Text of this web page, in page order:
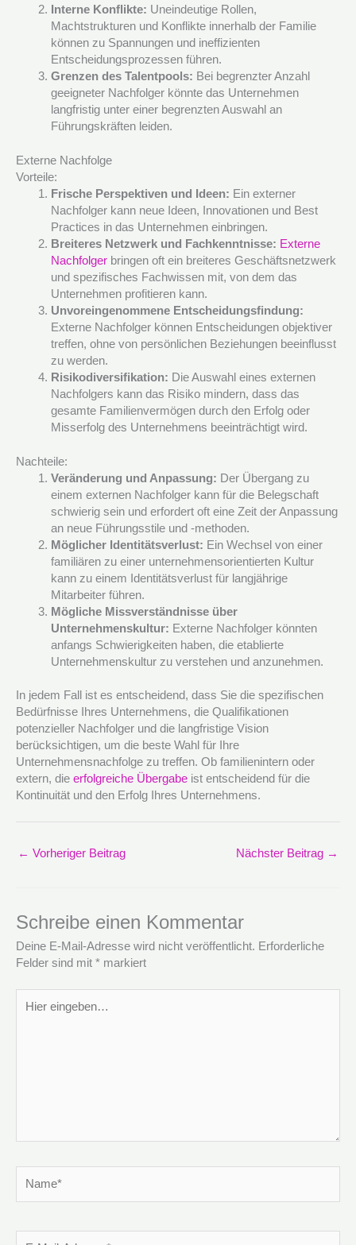
Interne Konflikte: Uneindeutige Rollen,
Machtstrukturen und Konflikte innerhalb der Familie
können zu Spannungen und ineffizienten
Entscheidungsprozessen führen.
Grenzen des Talentpools: Bei begrenzter Anzahl
geeigneter Nachfolger könnte das Unternehmen
langfristig unter einer begrenzten Auswahl an
Führungskräften leiden.
Externe Nachfolge
Vorteile:
Frische Perspektiven und Ideen: Ein externer
Nachfolger kann neue Ideen, Innovationen und Best
Practices in das Unternehmen einbringen.
Breiteres Netzwerk und Fachkenntnisse: Externe
Nachfolgerbringen oft ein breiteres Geschäftsnetzwerk
und spezifisches Fachwissen mit, von dem das
Unternehmen profitieren kann.
Unvoreingenommene Entscheidungsfindung:
Externe Nachfolger können Entscheidungen objektiver
treffen, ohne von persönlichen Beziehungen beeinflusst
zu werden.
Risikodiversifikation: Die Auswahl eines externen
Nachfolgers kann das Risiko mindern, dass das
gesamte Familienvermögen durch den Erfolg oder
Misserfolg des Unternehmens beeinträchtigt wird.
Nachteile:
Veränderung und Anpassung: Der Übergang zu
einem externen Nachfolger kann für die Belegschaft
schwierig sein und erfordert oft eine Zeit der Anpassung
an neue Führungsstile und -methoden.
Möglicher Identitätsverlust: Ein Wechsel von einer
familiären zu einer unternehmensorientierten Kultur
kann zu einem Identitätsverlust für langjährige
Mitarbeiter führen.
Mögliche Missverständnisse über
Unternehmenskultur: Externe Nachfolger könnten
anfangs Schwierigkeiten haben, die etablierte
Unternehmenskultur zu verstehen und anzunehmen.
In jedem Fall ist es entscheidend, dass Sie die spezifischen
Bedürfnisse Ihres Unternehmens, die Qualifikationen
potenzieller Nachfolger und die langfristige Vision
berücksichtigen, um die beste Wahl für Ihre
Unternehmensnachfolge zu treffen. Ob familienintern oder
extern, die erfolgreiche Übergabe ist entscheidend für die
Kontinuität und den Erfolg Ihres Unternehmens.
← Vorheriger Beitrag Nächster Beitrag →
Schreibe einen Kommentar
Deine E-Mail-Adresse wird nicht veröffentlicht. Erforderliche
Felder sind mit * markiert
eingeben…